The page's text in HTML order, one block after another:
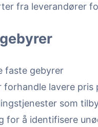
fra leverandører
faste gebyrer
forhandle lavere
som
for å identifisere